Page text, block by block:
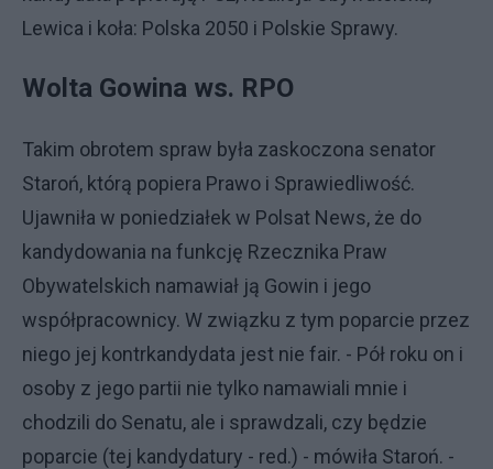
Lewica i koła: Polska 2050 i Polskie Sprawy.
Wolta Gowina ws. RPO
Takim obrotem spraw była zaskoczona senator
Staroń, którą popiera Prawo i Sprawiedliwość.
Ujawniła w poniedziałek w Polsat News, że do
kandydowania na funkcję Rzecznika Praw
Obywatelskich namawiał ją Gowin i jego
współpracownicy. W związku z tym poparcie przez
niego jej kontrkandydata jest nie fair. - Pół roku on i
osoby z jego partii nie tylko namawiali mnie i
chodzili do Senatu, ale i sprawdzali, czy będzie
poparcie (tej kandydatury - red.) - mówiła Staroń. -